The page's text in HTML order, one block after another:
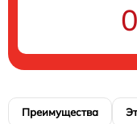
Преимущества